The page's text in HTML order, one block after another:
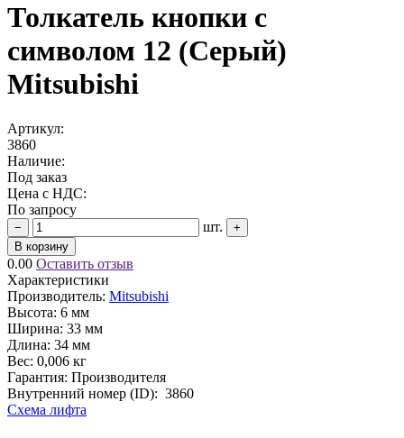
Толкатель кнопки с
символом 12 (Серый)
Mitsubishi
Артикул:
3860
Наличие:
Под заказ
Цена с НДС:
По запросу
− шт.
+
В корзину
0.00 Оставить отзыв
Характеристики
Производитель: Mitsubishi
Высота: 6 мм
Ширина: 33 мм
Длина: 34 мм
Вес: 0,006 кг
Гарантия: Производителя
Внутренний номер (ID): 3860
Схема лифта